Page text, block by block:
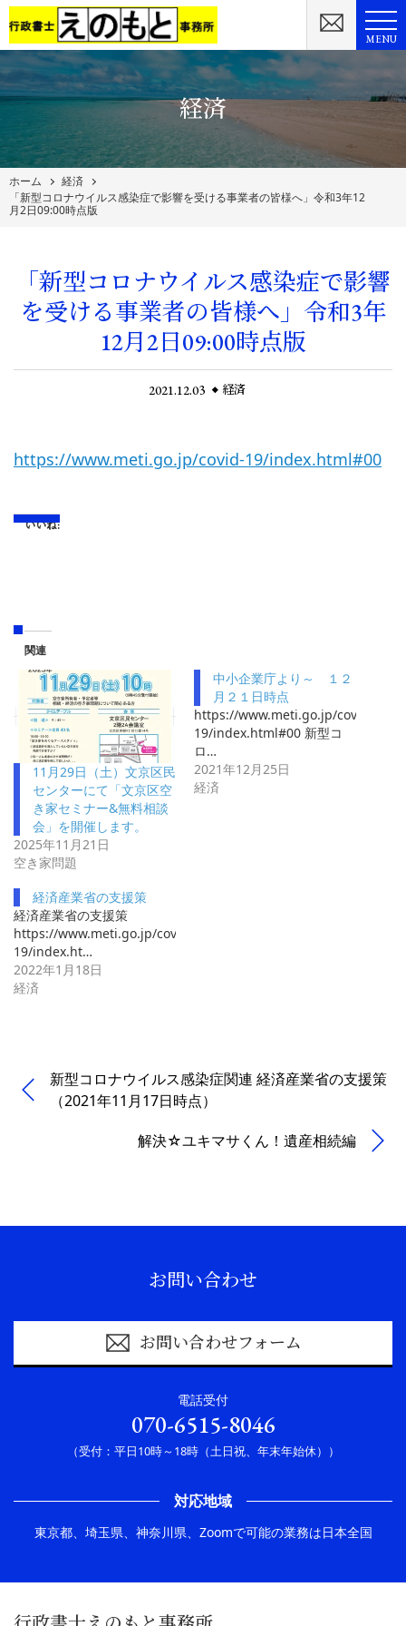
MENU
経済
ホーム
経済
「新型コロナウイルス感染症で影響を受ける事業者の皆様へ」令和3年12
月2日09:00時点版
「新型コロナウイルス感染症で影響
を受ける事業者の皆様へ」令和3年
12月2日09:00時点版
2021.12.03 経済
https://www.meti.go.jp/covid-19/index.html#00
いいね:
関連
11月29日（土）文京区民
センターにて「文京区空
き家セミナー&無料相談
会」を開催します。
2025年11月21日
空き家問題
中小企業庁より～ １２
月２１日時点
https://www.meti.go.jp/covid-
19/index.html#00 新型コ
ロ…
2021年12月25日
経済
経済産業省の支援策
経済産業省の支援策
https://www.meti.go.jp/covid-
19/index.ht…
2022年1月18日
経済
新型コロナウイルス感染症関連 経済産業省の支援策
（2021年11月17日時点）
解決☆ユキマサくん！遺産相続編
お問い合わせ
お問い合わせフォーム
電話受付
070-6515-8046
（受付：平日10時～18時（土日祝、年末年始休））
対応地域
東京都、埼玉県、神奈川県、Zoomで可能の業務は日本全国